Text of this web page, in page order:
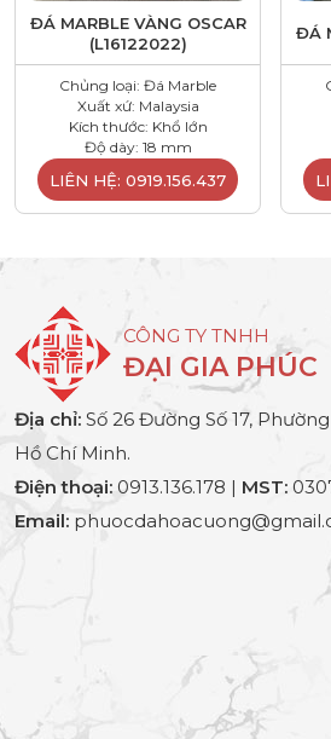
ĐÁ MARBLE VÀNG OSCAR
(L16122022)
Chủng loại: Đá Marble
Xuất xứ: Malaysia
Kích thước: Khổ lớn
Độ dày: 18 mm
LIÊN HỆ: 0919.156.437
ĐÁ
CÔNG TY TNHH
ĐẠI GIA PHÚC
Địa chỉ: Số 26 Đường Số 17,
Hồ Chí Minh.
Điện thoại: 0913.136.178 | MST:
Email: